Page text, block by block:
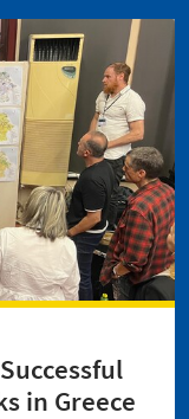
in Greece